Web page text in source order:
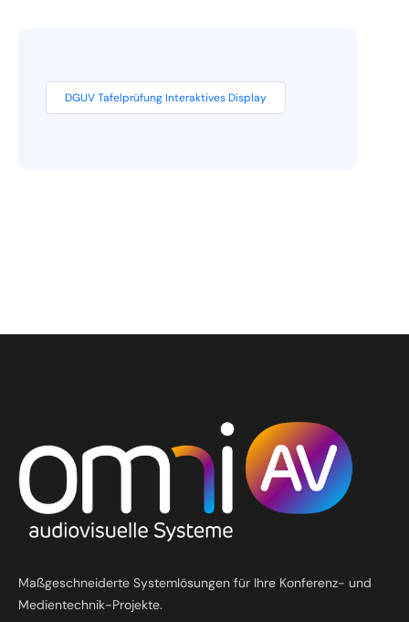
DGUV Tafelprüfung Interaktives Display
Maßgeschneiderte Systemlösungen für Ihre Konferenz- und
Medientechnik-Projekte.